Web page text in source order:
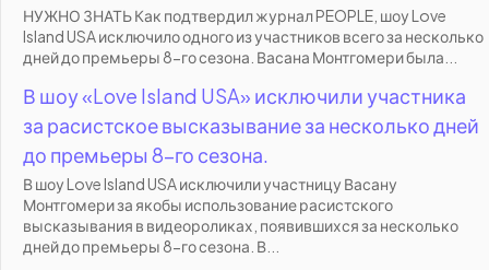
НУЖНО ЗНАТЬ Как подтвердил журнал PEOPLE, шоу Love
Island USA исключило одного из участников всего за несколько
дней до премьеры 8-го сезона. Васана Монтгомери была...
В шоу «Love Island USA» исключили участника
за расистское высказывание за несколько дней
до премьеры 8-го сезона.
В шоу Love Island USA исключили участницу Васану
Монтгомери за якобы использование расистского
высказывания в видеороликах, появившихся за несколько
дней до премьеры 8-го сезона. В...